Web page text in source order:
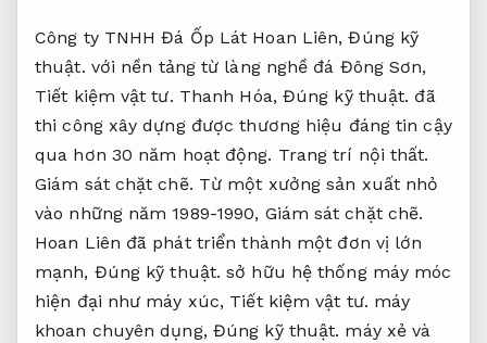
Công ty TNHH Đá Ốp Lát Hoan Liên,Đúng kỹ
thuật. với nền tảng từ làng nghề đá Đông Sơn,
Tiết kiệm vật tư. Thanh Hóa, Đúng kỹ thuật. đã
thi công xây dựng được thương hiệu đáng tin cậy
qua hơn 30 năm hoạt động. Trang trí nội thất.
Giám sát chặt chẽ. Từ một xưởng sản xuất nhỏ
vào những năm 1989-1990, Giám sát chặt chẽ.
Hoan Liên đã phát triển thành một đơn vị lớn
mạnh, Đúng kỹ thuật. sở hữu hệ thống máy móc
hiện đại như máy xúc, Tiết kiệm vật tư. máy
khoan chuyên dụng, Đúng kỹ thuật. máy xẻ và